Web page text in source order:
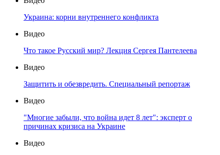
Украина: корни внутреннего конфликта
Видео
Что такое Русский мир? Лекция Сергея Пантелеева
Видео
Защитить и обезвредить. Специальный репортаж
Видео
"Многие забыли, что война идет 8 лет": эксперт о
причинах кризиса на Украине
Видео